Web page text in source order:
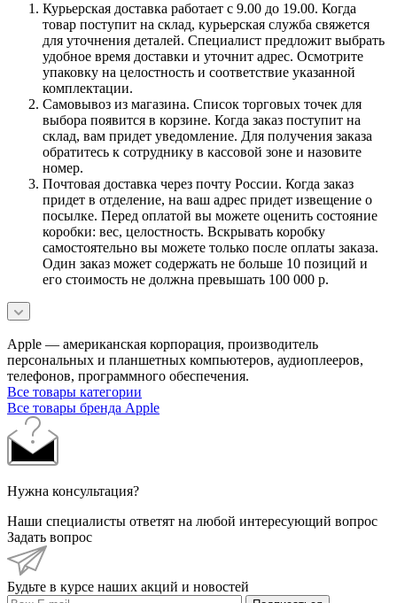
Курьерская доставка работает с 9.00 до 19.00. Когда
товар поступит на склад, курьерская служба свяжется
для уточнения деталей. Специалист предложит выбрать
удобное время доставки и уточнит адрес. Осмотрите
упаковку на целостность и соответствие указанной
комплектации.
Самовывоз из магазина. Список торговых точек для
выбора появится в корзине. Когда заказ поступит на
склад, вам придет уведомление. Для получения заказа
обратитесь к сотруднику в кассовой зоне и назовите
номер.
Почтовая доставка через почту России. Когда заказ
придет в отделение, на ваш адрес придет извещение о
посылке. Перед оплатой вы можете оценить состояние
коробки: вес, целостность. Вскрывать коробку
самостоятельно вы можете только после оплаты заказа.
Один заказ может содержать не больше 10 позиций и
его стоимость не должна превышать 100 000 р.
Apple — американская корпорация, производитель
персональных и планшетных компьютеров, аудиоплееров,
телефонов, программного обеспечения.
Все товары категории
Все товары бренда Apple
Нужна консультация?
Наши специалисты ответят на любой интересующий вопрос
Задать вопрос
Будьте в курсе наших акций и новостей